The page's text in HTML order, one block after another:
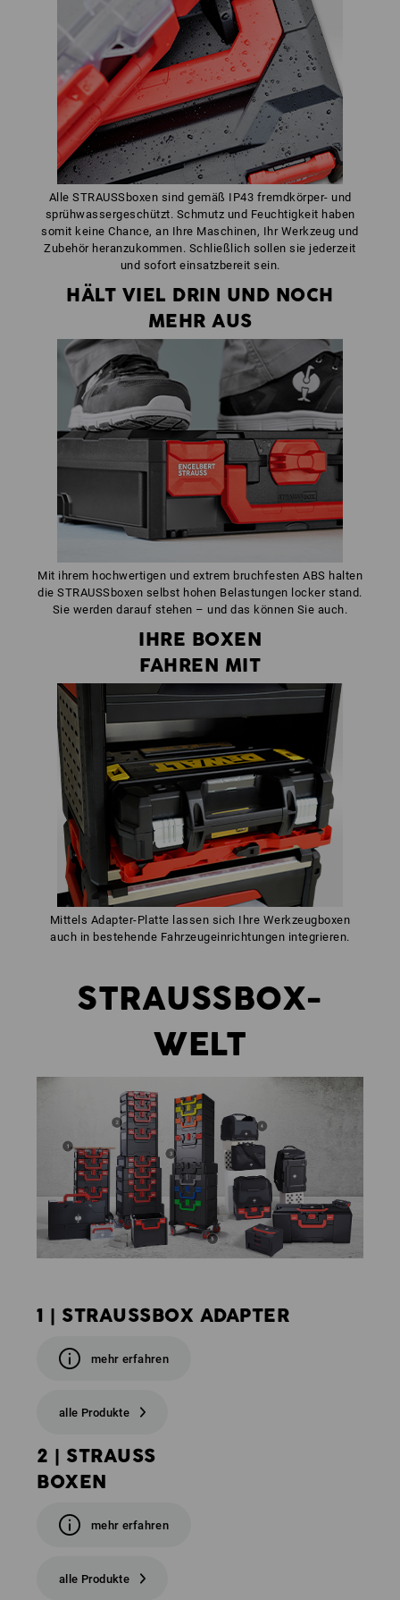
Alle STRAUSSboxen sind gemäß IP43 fremdkörper- und
sprühwassergeschützt. Schmutz und Feuchtigkeit haben
somit keine Chance, an Ihre Maschinen, Ihr Werkzeug und
Zubehör heranzukommen. Schließlich sollen sie jederzeit
und sofort einsatzbereit sein.
HÄLT VIEL DRIN UND NOCH
MEHR AUS
Mit ihrem hochwertigen und extrem bruchfesten ABS halten
die STRAUSSboxen selbst hohen Belastungen locker stand.
Sie werden darauf stehen – und das können Sie auch.
IHRE BOXEN
FAHREN MIT
Mittels Adapter-Platte lassen sich Ihre Werkzeugboxen
auch in bestehende Fahrzeugeinrichtungen integrieren.
STRAUSSBOX-
WELT
1 | STRAUSSBOX ADAPTER
mehr erfahren
alle Produkte
2 | STRAUSS
BOXEN
mehr erfahren
alle Produkte